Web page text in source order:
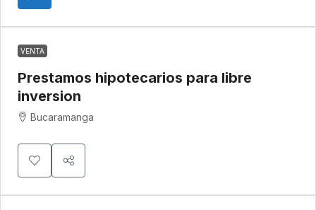
VENTA
Prestamos hipotecarios para libre
inversion
Bucaramanga